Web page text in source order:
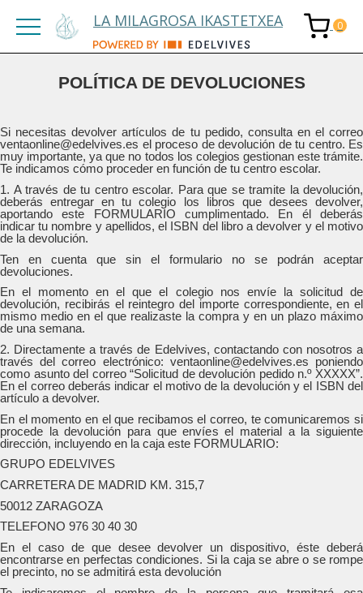
LA MILAGROSA IKASTETXEA
POLÍTICA DE DEVOLUCIONES
Si necesitas devolver artículos de tu pedido, consulta en el correo
ventaonline@edelvives.es el proceso de devolución de tu centro. Es
muy importante, ya que no todos los colegios gestionan este trámite.
Te indicamos cómo proceder en función de tu centro escolar.
1. A través de tu centro escolar. Para que se tramite la devolución,
deberás entregar en tu colegio los libros que desees devolver,
aportando este FORMULARIO cumplimentado. En él deberás
indicar tu nombre y apellidos, el ISBN del libro a devolver y el motivo
de la devolución.
Ten en cuenta que sin el formulario no se podrán aceptar
devoluciones.
En el momento en el que el colegio nos envíe la solicitud de
devolución, recibirás el reintegro del importe correspondiente, en el
mismo medio en el que realizaste la compra y en un plazo máximo
de una semana.
2. Directamente a través de Edelvives, contactando con nosotros a
través del correo electrónico: ventaonline@edelvives.es poniendo
como asunto del correo “Solicitud de devolución pedido n.º XXXXX”.
En el correo deberás indicar el motivo de la devolución y el ISBN del
artículo a devolver.
En el momento en el que recibamos el correo, te comunicaremos si
procede la devolución para que envíes el material a la siguiente
dirección, incluyendo en la caja este FORMULARIO:
GRUPO EDELVIVES
CARRETERA DE MADRID KM. 315,7
50012 ZARAGOZA
TELEFONO 976 30 40 30
En el caso de que desee devolver un dispositivo, éste deberá
encontrarse en perfectas condiciones. Si la caja se abre o se rompe
el precinto, no se admitirá esta devolución